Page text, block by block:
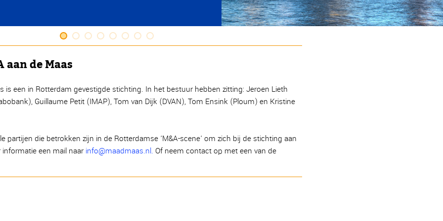
aan de Maas
is een in Rotterdam gevestigde stichting. In het bestuur hebben zitting: Jeroen Lieth
Guillaume Petit (IMAP), Tom van Dijk (DVAN), Tom Ensink (Ploum) en Kristine
partijen die betrokken zijn in de Rotterdamse 'M&A-scene' om zich bij de stichting aan
een mail naar info@maadmaas.nl. Of neem contact op met een van de